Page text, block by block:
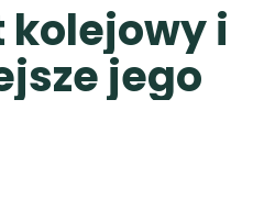
kolejowyi
jsze jego